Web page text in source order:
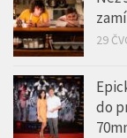
do
Léto